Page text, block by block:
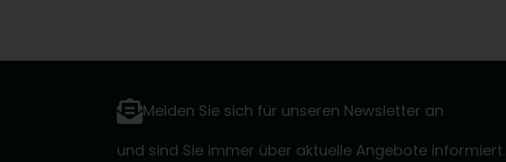
Melden Sie sich für unseren Newsletter an
und sind Sie immer über aktuelle Angebote informiert.